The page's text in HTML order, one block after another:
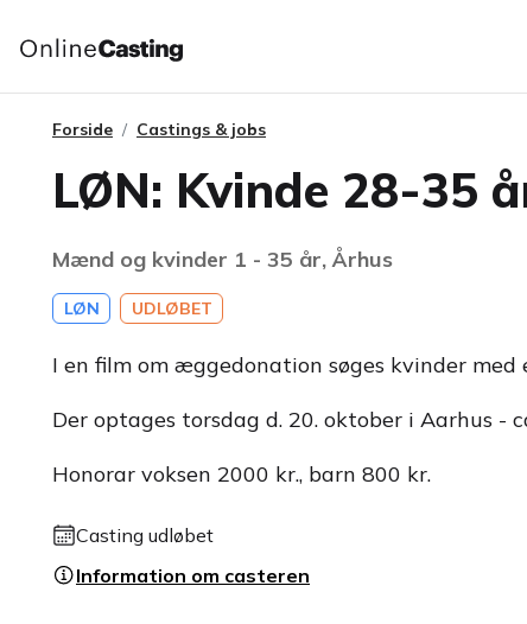
Forside Castings & jobs
LØN: Kvinde 28-35
Mænd og kvinder 1 - 35 år, Århus
LØN UDLØBET
I en film om æggedonation søges kvinder
Der optages torsdag d. 20. oktober i Aarhus -
Honorar voksen 2000 kr., barn 800 kr.
Casting udløbet
Information om casteren